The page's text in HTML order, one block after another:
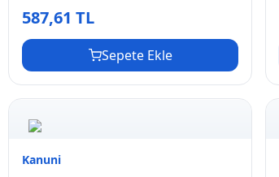
587,61 TL
Sepete Ekle
Kanuni